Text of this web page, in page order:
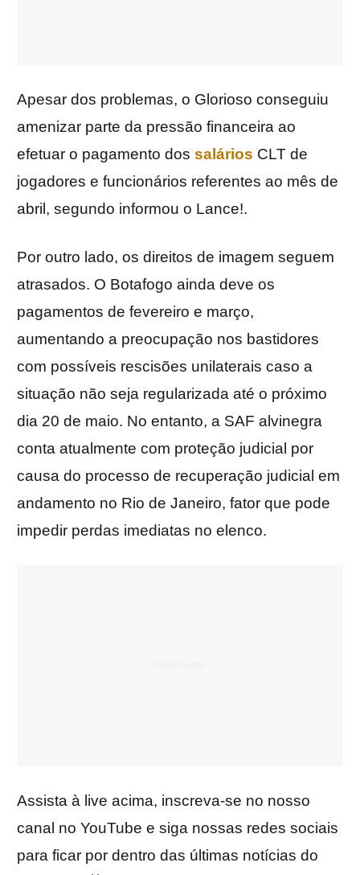
Apesar dos problemas, o Glorioso conseguiu
amenizar parte da pressão financeira ao
efetuar o pagamento dos salários CLT de
jogadores e funcionários referentes ao mês de
abril, segundo informou o Lance!.
Por outro lado, os direitos de imagem seguem
atrasados. O Botafogo ainda deve os
pagamentos de fevereiro e março,
aumentando a preocupação nos bastidores
com possíveis rescisões unilaterais caso a
situação não seja regularizada até o próximo
dia 20 de maio. No entanto, a SAF alvinegra
conta atualmente com proteção judicial por
causa do processo de recuperação judicial em
andamento no Rio de Janeiro, fator que pode
impedir perdas imediatas no elenco.
Assista à live acima, inscreva-se no nosso
canal no YouTube e siga nossas redes sociais
para ficar por dentro das últimas notícias do